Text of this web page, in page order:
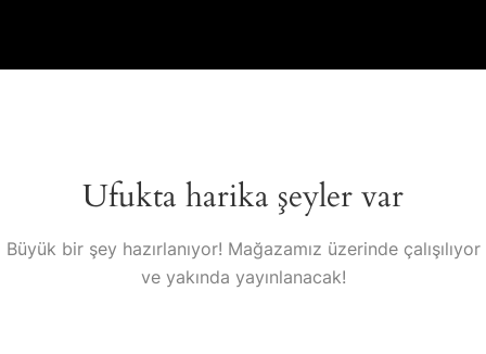
Ufukta harika şeyler var
Büyük bir şey hazırlanıyor! Mağazamız üzerinde çalışılıyor
ve yakında yayınlanacak!